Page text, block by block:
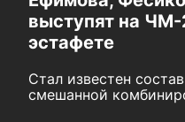
выступят на
эстафете
Стал известен
смешанной